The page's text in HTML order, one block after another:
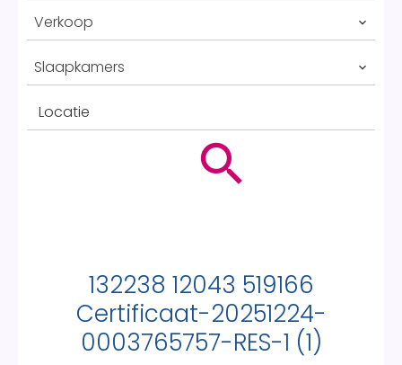
Verkoop
Slaapkamers
Locatie
132238 12043 519166
Certificaat-20251224-
0003765757-RES-1 (1)